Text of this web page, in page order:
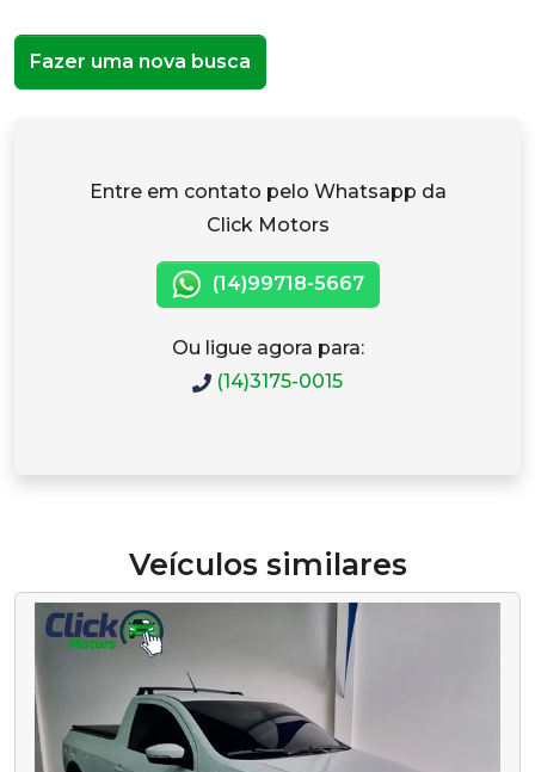
Fazer uma nova busca
Entre em contato pelo Whatsapp da
Click Motors
(14)99718-5667
Ou ligue agora para:
(14)3175-0015
Veículos similares